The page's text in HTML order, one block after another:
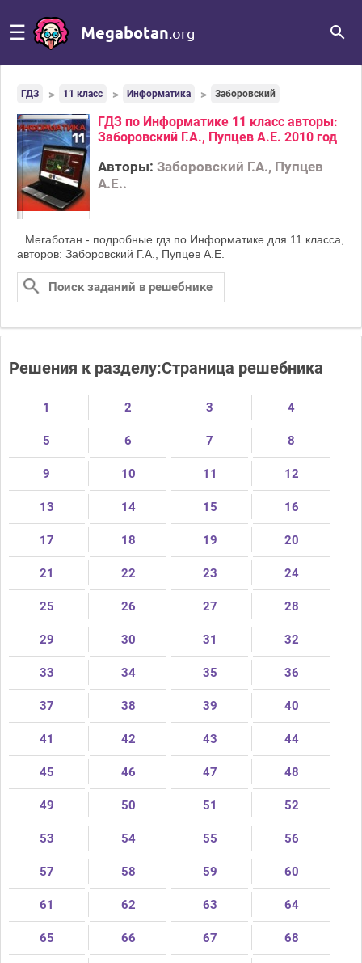
☰ Megabotan .org
ГДЗ 11 класс Информатика Заборовский
ГДЗ по Информатике 11 класс авторы:
Заборовский Г.А., Пупцев А.Е. 2010 год
Авторы: Заборовский Г.А., Пупцев
А.Е..
Мегаботан - подробные гдз по Информатике для 11 класса,
авторов: Заборовский Г.А., Пупцев А.Е.
Решения к разделу:Страница решебника
1 2 3 4
5 6 7 8
9 10 11 12
13 14 15 16
17 18 19 20
21 22 23 24
25 26 27 28
29 30 31 32
33 34 35 36
37 38 39 40
41 42 43 44
45 46 47 48
49 50 51 52
53 54 55 56
57 58 59 60
61 62 63 64
65 66 67 68